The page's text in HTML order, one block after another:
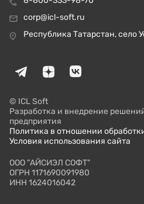
corp@icl-soft.ru
Республика Татарстан, село
© ICL Soft
Разработка и внедрение
предприятия
Политика в отношении
Условия использования сайта
ООО "АЙСИЭЛ СОФТ"
ОГРН 1171690091980
ИНН 1624016042